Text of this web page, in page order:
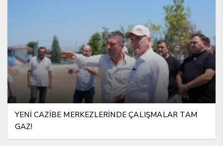
YENİ CAZİBE MERKEZLERİNDE ÇALIŞMALAR TAM
GAZ!